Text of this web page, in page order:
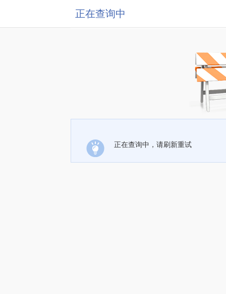
正在查询中
正在查询中，请刷新重试